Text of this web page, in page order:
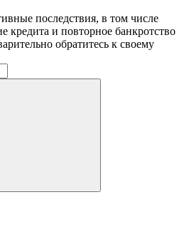
последствия, в том числе
кредита и повторное банкротство
обратитесь к своему